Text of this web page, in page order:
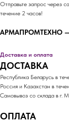
Отправьте запрос через
течение 2 часов!
АРМАПРОМТЕХНО —
Доставка и оплата
ДОСТАВКА
Республика Беларусь в
Россия и Казахстан в
Самовывоз со склада в г.
ОПЛАТА